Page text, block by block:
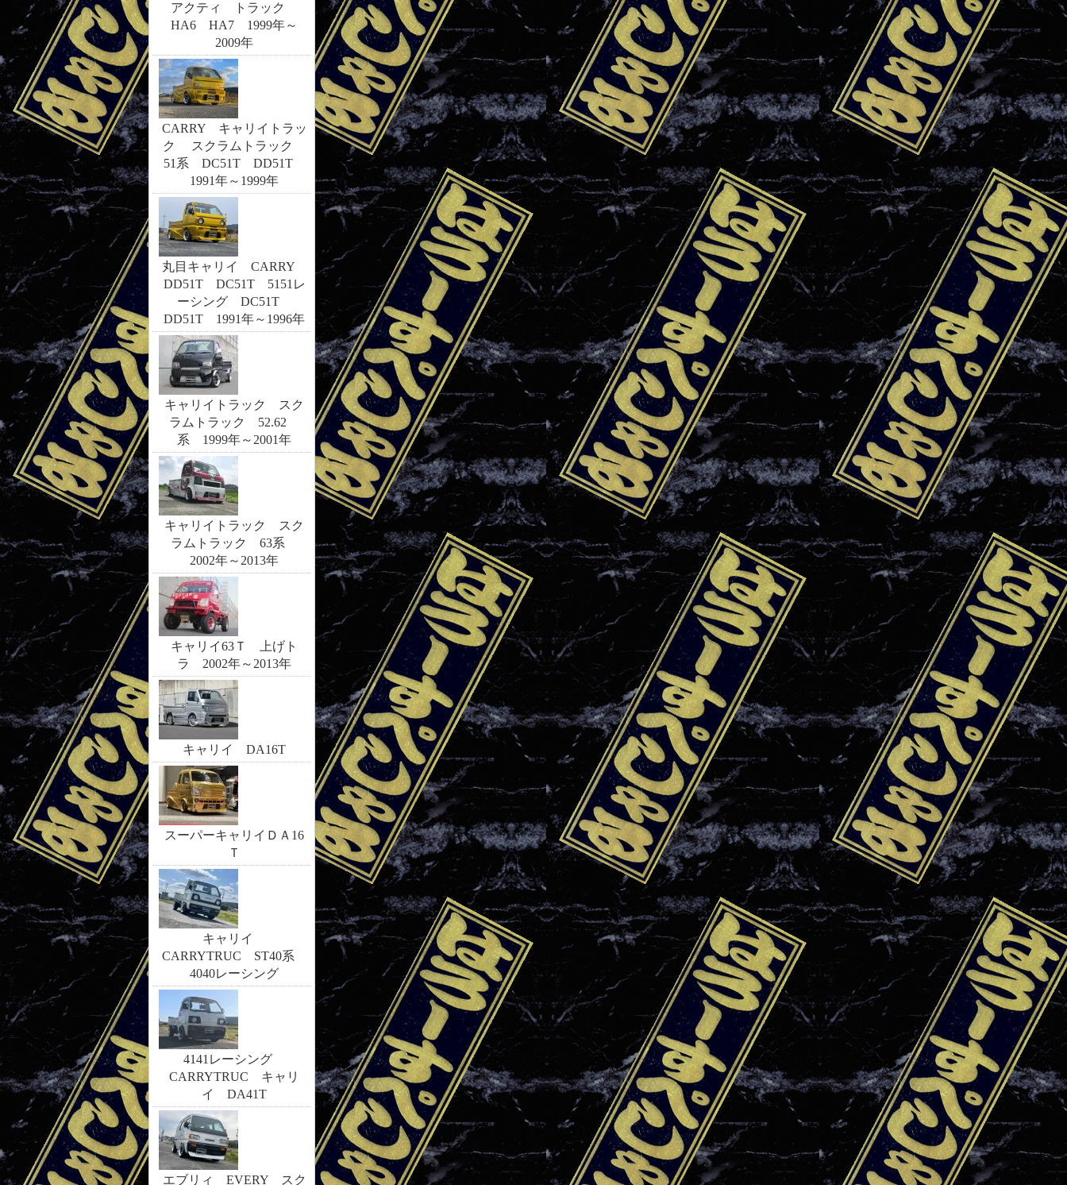
アクティ トラック
HA6 HA7 1999年～
2009年
CARRY キャリイトラッ
ク スクラムトラック
51系 DC51T DD51T
1991年～1999年
丸目キャリイ CARRY
DD51T DC51T 5151レ
ーシング DC51T
DD51T 1991年～1996年
キャリイトラック スク
ラムトラック 52.62
系 1999年～2001年
キャリイトラック スク
ラムトラック 63系
2002年～2013年
キャリイ63Ｔ 上げト
ラ 2002年～2013年
キャリイ DA16T
スーパーキャリイＤＡ16
Ｔ
キャリイ
CARRYTRUC ST40系
4040レーシング
4141レーシング
CARRYTRUC キャリ
イ DA41T
エブリィ EVERY スク